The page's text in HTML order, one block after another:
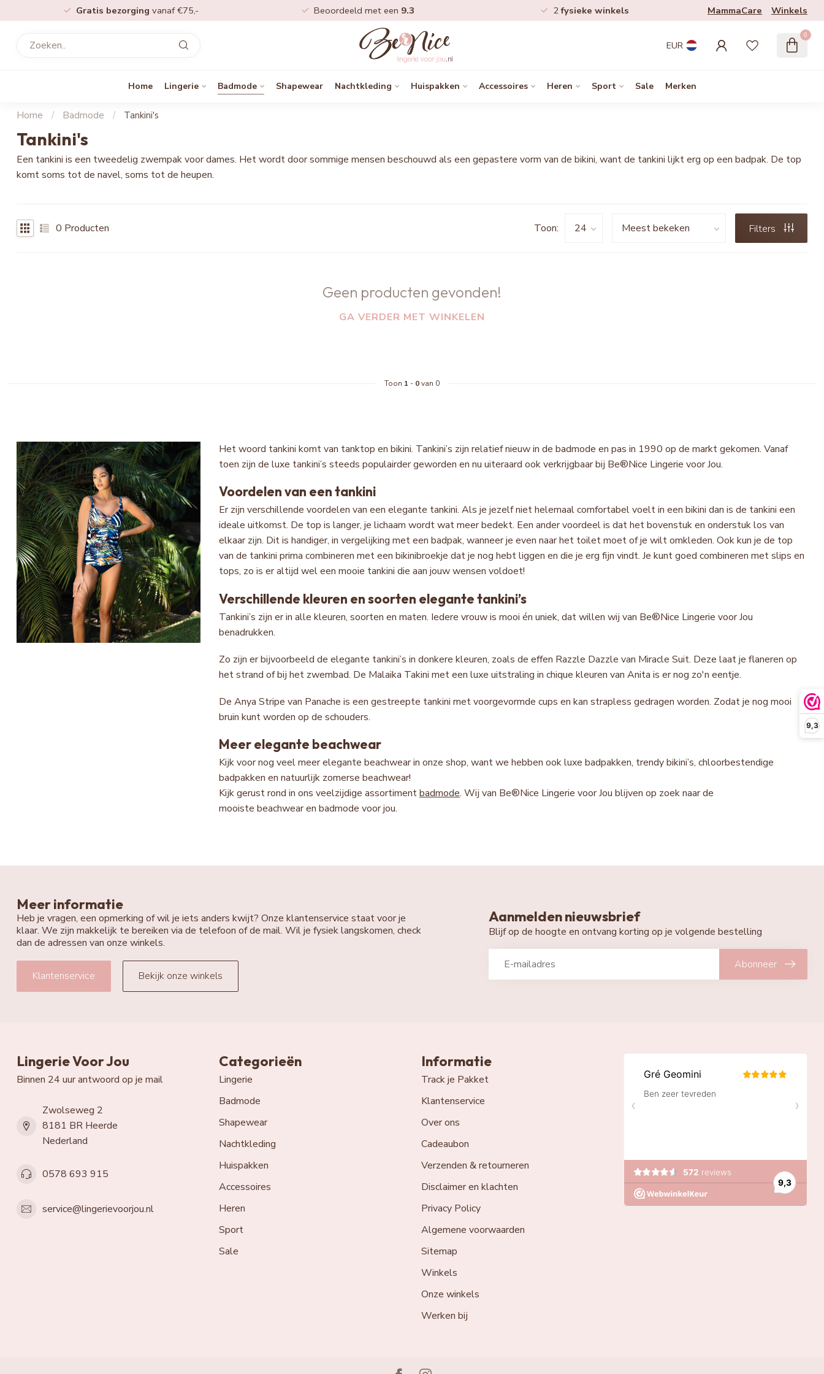
9,3
Gratis bezorging vanaf €75,- Beoordeeld met een 9.3 2fysieke winkels MammaCare Winkels
EUR
0
Home Lingerie Badmode Shapewear Nachtkleding Huispakken Accessoires Heren Sport Sale Merken
Home / Badmode / Tankini's
Tankini's
Een tankini is een tweedelig zwempak voor dames. Het wordt door sommige mensen beschouwd als een gepastere vorm van de bikini, want de tankini lijkt erg op een badpak. De top
komt soms tot de navel, soms tot de heupen.
0 Producten Toon: Filters
Geen producten gevonden!
GA VERDER MET WINKELEN
Toon 1 - 0van 0
Het woord tankini komt van tanktop en bikini. Tankini’s zijn relatief nieuw in de badmode en pas in 1990 op de markt gekomen. Vanaf
toen zijn de luxe tankini’s steeds populairder geworden en nu uiteraard ook verkrijgbaar bij Be®Nice Lingerie voor Jou.
Voordelen van een tankini
Er zijn verschillende voordelen van een elegante tankini. Als je jezelf niet helemaal comfortabel voelt in een bikini dan is de tankini een
ideale uitkomst. De top is langer, je lichaam wordt wat meer bedekt. Een ander voordeel is dat het bovenstuk en onderstuk los van
elkaar zijn. Dit is handiger, in vergelijking met een badpak, wanneer je even naar het toilet moet of je wilt omkleden. Ook kun je de top
van de tankini prima combineren met een bikinibroekje dat je nog hebt liggen en die je erg fijn vindt. Je kunt goed combineren met slips en
tops, zo is er altijd wel een mooie tankini die aan jouw wensen voldoet!
Verschillende kleuren en soorten elegante tankini’s
Tankini’s zijn er in alle kleuren, soorten en maten. Iedere vrouw is mooi én uniek, dat willen wij van Be®Nice Lingerie voor Jou
benadrukken.
Zo zijn er bijvoorbeeld de elegante tankini’s in donkere kleuren, zoals de effen Razzle Dazzle van Miracle Suit. Deze laat je flaneren op
het strand of bij het zwembad. De Malaika Takini met een luxe uitstraling in chique kleuren van Anita is er nog zo'n eentje.
De Anya Stripe van Panache is een gestreepte tankini met voorgevormde cups en kan strapless gedragen worden. Zodat je nog mooi
bruin kunt worden op de schouders.
Meer elegante beachwear
Kijk voor nog veel meer elegante beachwear in onze shop, want we hebben ook luxe badpakken, trendy bikini’s, chloorbestendige
badpakken en natuurlijk zomerse beachwear!
Kijk gerust rond in ons veelzijdige assortimentbadmode. Wij van Be®Nice Lingerie voor Jou blijven op zoek naar de
mooiste beachwear en badmode voor jou.
Meer informatie
Heb je vragen, een opmerking of wil je iets anders kwijt? Onze klantenservice staat voor je
klaar. We zijn makkelijk te bereiken via de telefoon of de mail. Wil je fysiek langskomen, check
dan de adressen van onze winkels.
Klantenservice Bekijk onze winkels
Aanmelden nieuwsbrief
Blijf op de hoogte en ontvang korting op je volgende bestelling
Abonneer
Lingerie Voor Jou
Binnen 24 uur antwoord op je mail
Zwolseweg 2
8181 BR Heerde
Nederland
0578 693 915
service@lingerievoorjou.nl
Categorieën
Lingerie
Badmode
Shapewear
Nachtkleding
Huispakken
Accessoires
Heren
Sport
Sale
Informatie
Track je Pakket
Klantenservice
Over ons
Cadeaubon
Verzenden & retourneren
Disclaimer en klachten
Privacy Policy
Algemene voorwaarden
Sitemap
Winkels
Onze winkels
Werken bij